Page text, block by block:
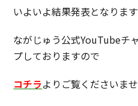
いよいよ結果発表となります
ながじゅう公式YouTubeチ
プしておりますので
コチラよりご覧くださいませ